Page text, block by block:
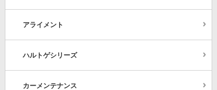
アライメント
ハルトゲシリーズ
カーメンテナンス